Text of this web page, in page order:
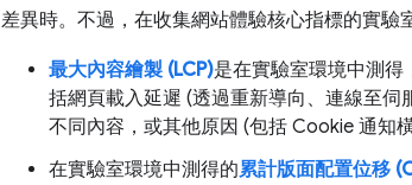
差異時。不過，在收集網站體驗核心指標的實驗
最大內容繪製 (LCP)是在實驗室環境中測得
括網頁載入延遲 (透過重新導向、連線至
不同內容，或其他原因 (包括 Cookie 通知
在實驗室環境中測得的累計版面配置位移